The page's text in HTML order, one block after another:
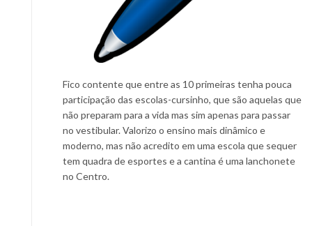
Fico contente que entre as 10 primeiras tenha pouca
participação das escolas-cursinho, que são aquelas que
não preparam para a vida mas sim apenas para passar
no vestibular. Valorizo o ensino mais dinâmico e
moderno, mas não acredito em uma escola que sequer
tem quadra de esportes e a cantina é uma lanchonete
no Centro.